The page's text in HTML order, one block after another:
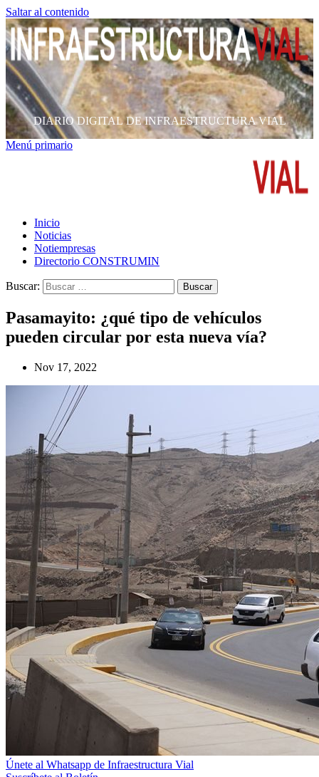
Saltar al contenido
DIARIO DIGITAL DE INFRAESTRUCTURA VIAL
Menú primario
Inicio
Noticias
Notiempresas
Directorio CONSTRUMIN
Buscar:
Pasamayito: ¿qué tipo de vehículos
pueden circular por esta nueva vía?
Nov 17, 2022
Únete al Whatsapp de Infraestructura Vial